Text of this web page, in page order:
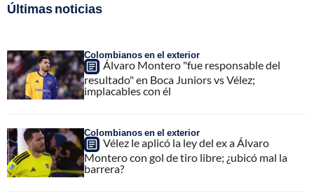
Últimas noticias
Colombianos en el exterior
Álvaro Montero "fue responsable del
resultado" en Boca Juniors vs Vélez;
implacables con él
Colombianos en el exterior
Vélez le aplicó la ley del ex a Álvaro
Montero con gol de tiro libre; ¿ubicó mal la
barrera?